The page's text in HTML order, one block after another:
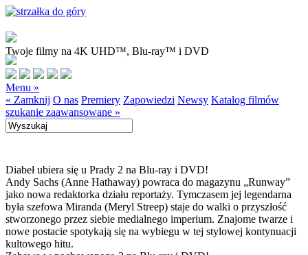
Twoje filmy na 4K UHD™, Blu-ray™ i DVD
Menu »
« Zamknij O nas Premiery Zapowiedzi Newsy Katalog filmów
szukanie zaawansowane »
Diabeł ubiera się u Prady 2 na Blu-ray i DVD!
Andy Sachs (Anne Hathaway) powraca do magazynu „Runway”
jako nowa redaktorka działu reportaży. Tymczasem jej legendarna
była szefowa Miranda (Meryl Streep) staje do walki o przyszłość
stworzonego przez siebie medialnego imperium. Znajome twarze i
nowe postacie spotykają się na wybiegu w tej stylowej kontynuacji
kultowego hitu.